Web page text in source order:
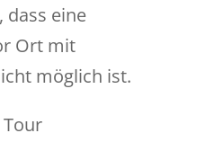
dass eine
Ort mit
möglich ist.
Tour